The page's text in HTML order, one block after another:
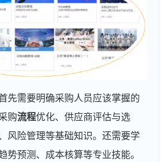
先需要明确采购人员应该掌握的
购流程优化、供应商评估与选
风险管理等基础知识。还需要学
势预测、成本核算等专业技能。